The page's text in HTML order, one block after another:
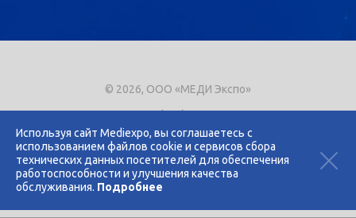
Используя сайт Mediexpo, вы соглашаетесь с
использованием файлов cookie и сервисов сбора
технических данных посетителей для обеспечения
работоспособности и улучшения качества
обслуживания. Подробнее
© 2026, ООО «МЕДИ Экспо»
Тел.+7 (495) 721-8866
E-mail:expo@mediexpo.ru
Контакты
Политика использования cookies
Политика конфиденциальности